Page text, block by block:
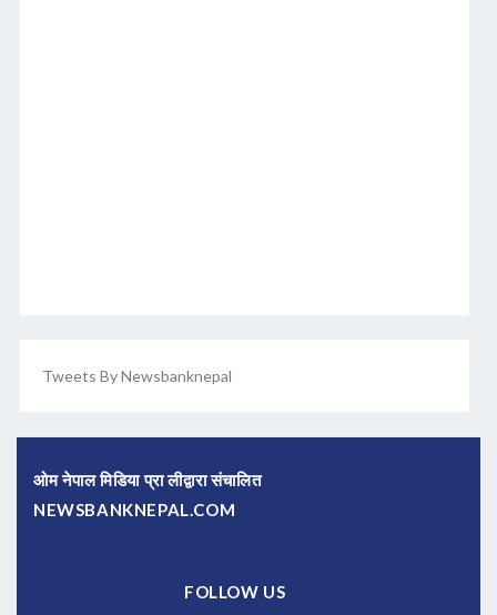
Tweets By Newsbanknepal
ओम नेपाल मिडिया प्रा लीद्वारा संचालित
NEWSBANKNEPAL.COM
FOLLOW US